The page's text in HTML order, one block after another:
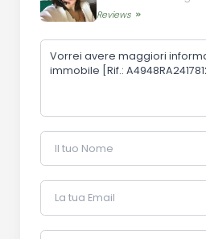
Reviews
Il tuo Nome
La tua Email